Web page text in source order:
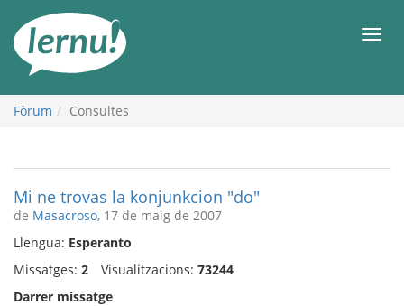
contingut
Fòrum Consultes
Mi ne trovas la konjunkcion "do"
de Masacroso, 17 de maig de 2007
Llengua: Esperanto
Missatges: 2 Visualitzacions: 73244
Darrer missatge